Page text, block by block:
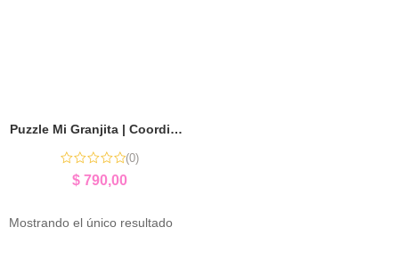
Puzzle Mi Granjita | Coordinación y Aprendizaje Temprano
(0)
$ 790,00
Mostrando el único resultado